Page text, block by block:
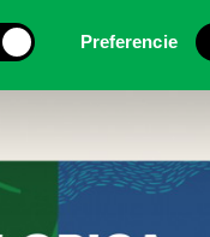
Preferencie